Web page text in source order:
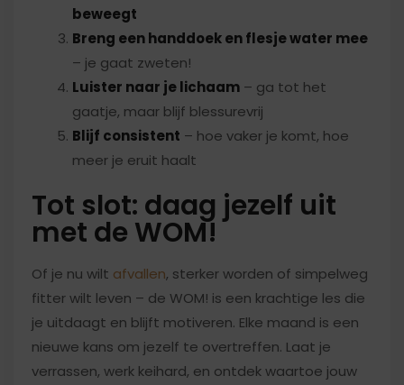
beweegt
Breng een handdoek en flesje water mee
– je gaat zweten!
Luister naar je lichaam – ga tot het
gaatje, maar blijf blessurevrij
Blijf consistent – hoe vaker je komt, hoe
meer je eruit haalt
Tot slot: daag jezelf uit
met de WOM!
Of je nu wilt afvallen, sterker worden of simpelweg
fitter wilt leven – de WOM! is een krachtige les die
je uitdaagt en blijft motiveren. Elke maand is een
nieuwe kans om jezelf te overtreffen. Laat je
verrassen, werk keihard, en ontdek waartoe jouw